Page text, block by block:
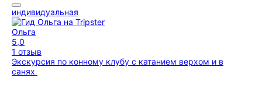
индивидуальная
Ольга
5,0
1 отзыв
Экскурсия по конному клубу с катанием верхом и в
санях